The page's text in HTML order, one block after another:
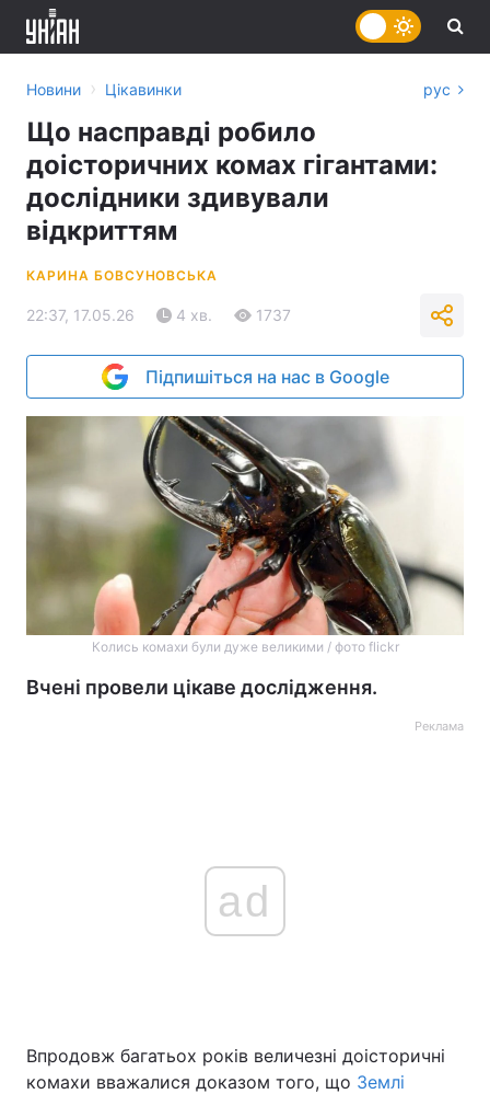
Головна Війна
Новини › Цікавинки рус
Що насправді робило
доісторичних комах гігантами:
дослідники здивували
відкриттям
КАРИНА БОВСУНОВСЬКА
22:37, 17.05.26 4 хв. 1737
Підпишіться на нас в Google
Колись комахи були дуже великими / фото flickr
Вчені провели цікаве дослідження.
Реклама
ad
Впродовж багатьох років величезні доісторичні
комахи вважалися доказом того, що Землі